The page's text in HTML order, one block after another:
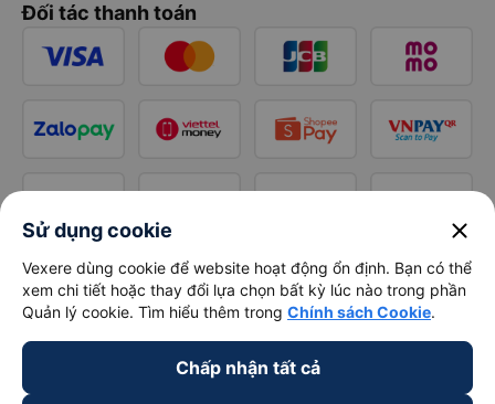
Đối tác thanh toán
Sử dụng cookie close
Vexere dùng cookie để website hoạt động ổn định. Bạn có thể
xem chi tiết hoặc thay đổi lựa chọn bất kỳ lúc nào trong phần
Quản lý cookie. Tìm hiểu thêm trong Chính sách Cookie.
Chấp nhận tất cả